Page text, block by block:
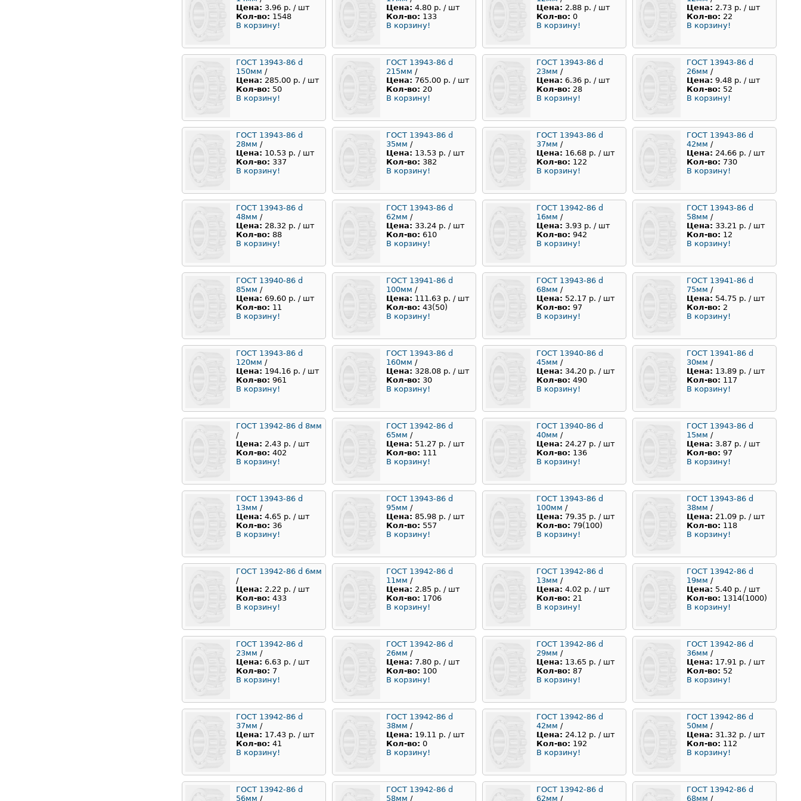
Цена: 3.96 р. / шт
Кол-во: 1548
В корзину!
Цена: 4.80 р. / шт
Кол-во: 133
В корзину!
Цена: 2.88 р. / шт
Кол-во: 0
В корзину!
Цена: 2.73 р. / шт
Кол-во: 22
В корзину!
ГОСТ 13943-86 d
150мм /
Цена: 285.00 р. / шт
Кол-во: 50
В корзину!
ГОСТ 13943-86 d
215мм /
Цена: 765.00 р. / шт
Кол-во: 20
В корзину!
ГОСТ 13943-86 d
23мм /
Цена: 6.36 р. / шт
Кол-во: 28
В корзину!
ГОСТ 13943-86 d
26мм /
Цена: 9.48 р. / шт
Кол-во: 52
В корзину!
ГОСТ 13943-86 d
28мм /
Цена: 10.53 р. / шт
Кол-во: 337
В корзину!
ГОСТ 13943-86 d
35мм /
Цена: 13.53 р. / шт
Кол-во: 382
В корзину!
ГОСТ 13943-86 d
37мм /
Цена: 16.68 р. / шт
Кол-во: 122
В корзину!
ГОСТ 13943-86 d
42мм /
Цена: 24.66 р. / шт
Кол-во: 730
В корзину!
ГОСТ 13943-86 d
48мм /
Цена: 28.32 р. / шт
Кол-во: 88
В корзину!
ГОСТ 13943-86 d
62мм /
Цена: 33.24 р. / шт
Кол-во: 610
В корзину!
ГОСТ 13942-86 d
16мм /
Цена: 3.93 р. / шт
Кол-во: 942
В корзину!
ГОСТ 13943-86 d
58мм /
Цена: 33.21 р. / шт
Кол-во: 12
В корзину!
ГОСТ 13940-86 d
85мм /
Цена: 69.60 р. / шт
Кол-во: 11
В корзину!
ГОСТ 13941-86 d
100мм /
Цена: 111.63 р. / шт
Кол-во: 43(50)
В корзину!
ГОСТ 13943-86 d
68мм /
Цена: 52.17 р. / шт
Кол-во: 97
В корзину!
ГОСТ 13941-86 d
75мм /
Цена: 54.75 р. / шт
Кол-во: 2
В корзину!
ГОСТ 13943-86 d
120мм /
Цена: 194.16 р. / шт
Кол-во: 961
В корзину!
ГОСТ 13943-86 d
160мм /
Цена: 328.08 р. / шт
Кол-во: 30
В корзину!
ГОСТ 13940-86 d
45мм /
Цена: 34.20 р. / шт
Кол-во: 490
В корзину!
ГОСТ 13941-86 d
30мм /
Цена: 13.89 р. / шт
Кол-во: 117
В корзину!
ГОСТ 13942-86 d 8мм
/
Цена: 2.43 р. / шт
Кол-во: 402
В корзину!
ГОСТ 13942-86 d
65мм /
Цена: 51.27 р. / шт
Кол-во: 111
В корзину!
ГОСТ 13940-86 d
40мм /
Цена: 24.27 р. / шт
Кол-во: 136
В корзину!
ГОСТ 13943-86 d
15мм /
Цена: 3.87 р. / шт
Кол-во: 97
В корзину!
ГОСТ 13943-86 d
13мм /
Цена: 4.65 р. / шт
Кол-во: 36
В корзину!
ГОСТ 13943-86 d
95мм /
Цена: 85.98 р. / шт
Кол-во: 557
В корзину!
ГОСТ 13943-86 d
100мм /
Цена: 79.35 р. / шт
Кол-во: 79(100)
В корзину!
ГОСТ 13943-86 d
38мм /
Цена: 21.09 р. / шт
Кол-во: 118
В корзину!
ГОСТ 13942-86 d 6мм
/
Цена: 2.22 р. / шт
Кол-во: 433
В корзину!
ГОСТ 13942-86 d
11мм /
Цена: 2.85 р. / шт
Кол-во: 1706
В корзину!
ГОСТ 13942-86 d
13мм /
Цена: 4.02 р. / шт
Кол-во: 21
В корзину!
ГОСТ 13942-86 d
19мм /
Цена: 5.40 р. / шт
Кол-во: 1314(1000)
В корзину!
ГОСТ 13942-86 d
23мм /
Цена: 6.63 р. / шт
Кол-во: 7
В корзину!
ГОСТ 13942-86 d
26мм /
Цена: 7.80 р. / шт
Кол-во: 100
В корзину!
ГОСТ 13942-86 d
29мм /
Цена: 13.65 р. / шт
Кол-во: 87
В корзину!
ГОСТ 13942-86 d
36мм /
Цена: 17.91 р. / шт
Кол-во: 52
В корзину!
ГОСТ 13942-86 d
37мм /
Цена: 17.43 р. / шт
Кол-во: 41
В корзину!
ГОСТ 13942-86 d
38мм /
Цена: 19.11 р. / шт
Кол-во: 0
В корзину!
ГОСТ 13942-86 d
42мм /
Цена: 24.12 р. / шт
Кол-во: 192
В корзину!
ГОСТ 13942-86 d
50мм /
Цена: 31.32 р. / шт
Кол-во: 112
В корзину!
ГОСТ 13942-86 d
56мм /
ГОСТ 13942-86 d
58мм /
ГОСТ 13942-86 d
62мм /
ГОСТ 13942-86 d
68мм /